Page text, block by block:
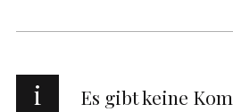
i Es gibt keine